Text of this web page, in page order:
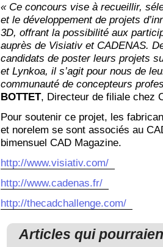
« Ce concours vise à recueillir,
et le développement de projets
3D, offrant la possibilité aux
auprès de Visiativ et CADENAS.
candidats de poster leurs projets
et Lynkoa, il s’agit pour nous de
communauté de concepteurs
BOTTET, Directeur de filiale chez
Pour soutenir ce projet, les
et norelem se sont associés au
bimensuel CAD Magazine.
http://www.visiativ.com/
http://www.cadenas.fr/
http://thecadchallenge.com/
Articles qui